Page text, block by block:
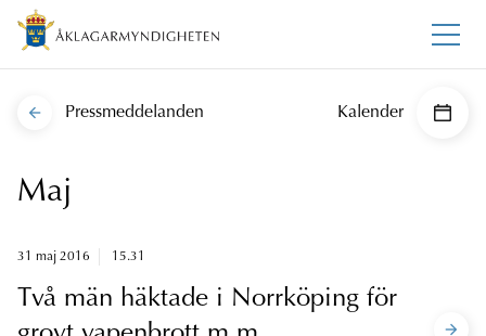
Pressmeddelanden Kalender
Maj
31 maj 2016 15.31
Två män häktade i Norrköping för